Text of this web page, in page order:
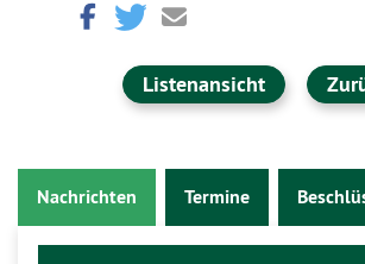
Listenansicht
Nachrichten Termine